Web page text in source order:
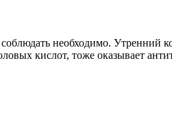
необходимо. Утренний
кислот, тоже оказывает